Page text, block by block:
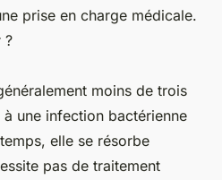
prise en charge médicale.
?
moins de trois
une infection bactérienne
elle se résorbe
pas de traitement